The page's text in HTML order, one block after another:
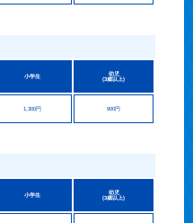
小学生
幼児
(3歳以上)
1,300円 900円
小学生
幼児
(3歳以上)